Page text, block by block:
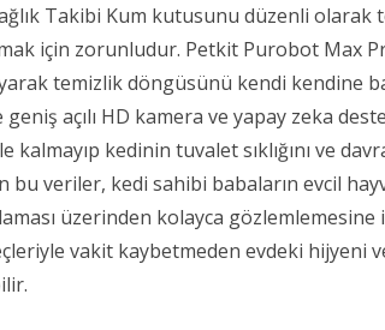
Takibi Kum kutusunu düzenli olarak
için zorunludur. Petkit Purobot Max
temizlik döngüsünü kendi kendine
açılı HD kamera ve yapay zeka
kedinin tuvalet sıklığını ve
veriler, kedi sahibi babaların evcil
üzerinden kolayca gözlemlemesine
vakit kaybetmeden evdeki hijyeni